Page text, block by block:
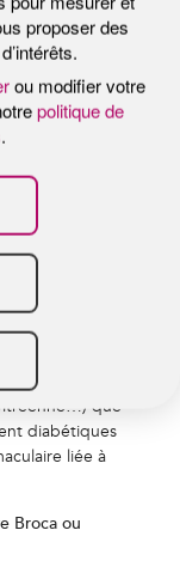
cabinet. Nous
patients, qui
leur
d’une
fais la
de me
du patient
lui de sa
L’intérêt
même jour et
avons
de
que
diabétiques
liée à
Broca ou